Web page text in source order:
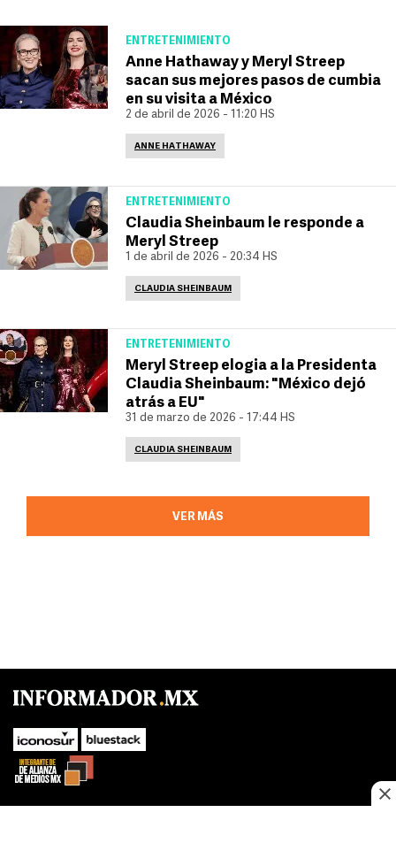
ENTRETENIMIENTO
Anne Hathaway y Meryl Streep
sacan sus mejores pasos de cumbia
en su visita a México
2 de abril de 2026 - 11:20 HS
ANNE HATHAWAY
ENTRETENIMIENTO
Claudia Sheinbaum le responde a
Meryl Streep
1 de abril de 2026 - 20:34 HS
CLAUDIA SHEINBAUM
ENTRETENIMIENTO
Meryl Streep elogia a la Presidenta
Claudia Sheinbaum: "México dejó
atrás a EU"
31 de marzo de 2026 - 17:44 HS
CLAUDIA SHEINBAUM
VER MÁS